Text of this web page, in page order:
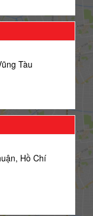
Tàu
Hồ Chí